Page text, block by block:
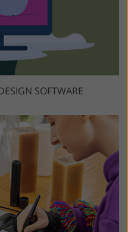
SOFTWARE